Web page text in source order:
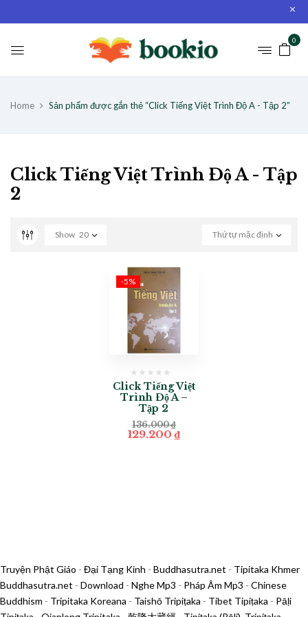
0
Home Sản phẩm được gắn thẻ “Click Tiếng Việt Trình Độ A - Tập 2”
Click Tiếng Việt Trình Độ A - Tập
2
Thứ tự mặc định
Show 20
-5%
Click Tiếng Việt
Trình Độ A –
Tập 2
136.000₫
Original
129.200 ₫Current
Truyện Phật Giáo - Đại Tạng Kinh - Buddhasutra.net - Tipitaka Khmer
Buddhasutra.net - Download - Nghe Mp3 - Pháp Âm Mp3 - Chinese
Buddhism - Tripitaka Koreana - Taishō Tripiṭaka - Tibet Tipiṭaka - Pāḷi